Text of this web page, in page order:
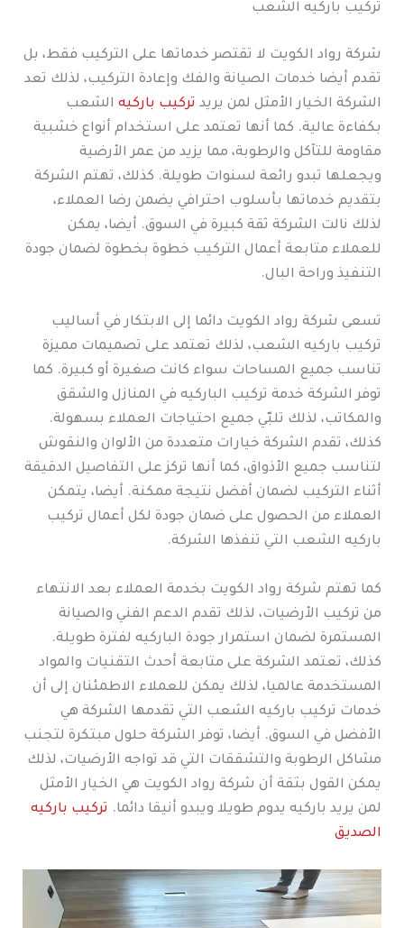
تركيب باركيه الشعب
شركة رواد الكويت لا تقتصر خدماتها على التركيب فقط، بل
تقدم أيضا خدمات الصيانة والفك وإعادة التركيب، لذلك تعد
الشركة الخيار الأمثل لمن يريد تركيب باركيه الشعب
بكفاءة عالية. كما أنها تعتمد على استخدام أنواع خشبية
مقاومة للتآكل والرطوبة، مما يزيد من عمر الأرضية
ويجعلها تبدو رائعة لسنوات طويلة. كذلك، تهتم الشركة
بتقديم خدماتها بأسلوب احترافي يضمن رضا العملاء،
لذلك نالت الشركة ثقة كبيرة في السوق. أيضا، يمكن
للعملاء متابعة أعمال التركيب خطوة بخطوة لضمان جودة
التنفيذ وراحة البال.
تسعى شركة رواد الكويت دائما إلى الابتكار في أساليب
تركيب باركيه الشعب، لذلك تعتمد على تصميمات مميزة
تناسب جميع المساحات سواء كانت صغيرة أو كبيرة. كما
توفر الشركة خدمة تركيب الباركيه في المنازل والشقق
والمكاتب، لذلك تلبّي جميع احتياجات العملاء بسهولة.
كذلك، تقدم الشركة خيارات متعددة من الألوان والنقوش
لتناسب جميع الأذواق، كما أنها تركز على التفاصيل الدقيقة
أثناء التركيب لضمان أفضل نتيجة ممكنة. أيضا، يتمكن
العملاء من الحصول على ضمان جودة لكل أعمال تركيب
باركيه الشعب التي تنفذها الشركة.
كما تهتم شركة رواد الكويت بخدمة العملاء بعد الانتهاء
من تركيب الأرضيات، لذلك تقدم الدعم الفني والصيانة
المستمرة لضمان استمرار جودة الباركيه لفترة طويلة.
كذلك، تعتمد الشركة على متابعة أحدث التقنيات والمواد
المستخدمة عالميا، لذلك يمكن للعملاء الاطمئنان إلى أن
خدمات تركيب باركيه الشعب التي تقدمها الشركة هي
الأفضل في السوق. أيضا، توفر الشركة حلول مبتكرة لتجنب
مشاكل الرطوبة والتشققات التي قد تواجه الأرضيات، لذلك
يمكن القول بثقة أن شركة رواد الكويت هي الخيار الأمثل
لمن يريد باركيه يدوم طويلا ويبدو أنيقا دائما. تركيب باركيه
الصديق